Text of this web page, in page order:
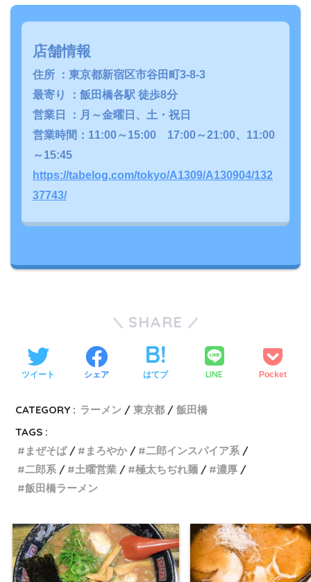
店舗情報
住所 ：東京都新宿区市谷田町3-8-3
最寄り ：飯田橋各駅 徒歩8分
営業日 ：月～金曜日、土・祝日
営業時間：11:00～15:00 17:00～21:00、11:00
～15:45
https://tabelog.com/tokyo/A1309/A130904/132
37743/
SHARE
ツイート シェア はてブ LINE Pocket
CATEGORY : ラーメン 東京都
飯田橋
TAGS :
まぜそば
まろやか
二郎インスパイア系
二郎系
土曜営業 極太ちぢれ麺
濃厚
飯田橋ラーメン